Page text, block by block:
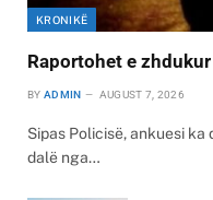
KRONIKË
Raportohet e
BY ADMIN AUGUST 7, 2026
Sipas Policisë, ankuesi
dalë nga…